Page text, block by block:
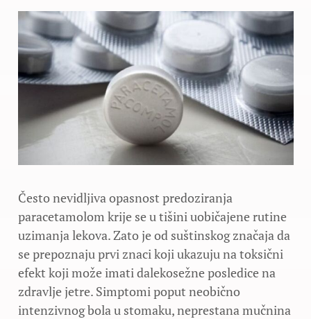
Često nevidljiva opasnost predoziranja
paracetamolom krije se u tišini uobičajene rutine
uzimanja lekova. Zato je od suštinskog značaja da
se prepoznaju prvi znaci koji ukazuju na toksični
efekt koji može imati dalekosežne posledice na
zdravlje jetre. Simptomi poput neobično
intenzivnog bola u stomaku, neprestana mučnina